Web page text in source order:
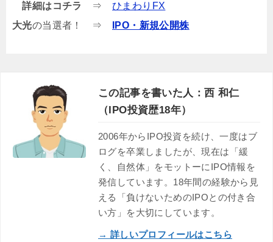
詳細はコチラ
⇒ひまわりFX
大光の当選者！ ⇒ IPO・新規公開株
この記事を書いた人：西 和仁
（IPO投資歴18年）
2006年からIPO投資を続け、一度はブ
ログを卒業しましたが、現在は「緩
く、自然体」をモットーにIPO情報を
発信しています。18年間の経験から見
える「負けないためのIPOとの付き合
い方」を大切にしています。
→ 詳しいプロフィールはこちら